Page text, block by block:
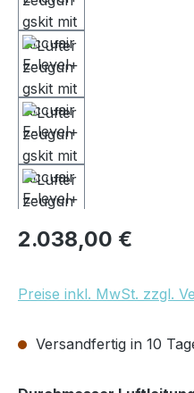
Regulärer Preis:
2.038,00 €
Preise inkl. MwSt. zzgl.
Versandfertig in 10